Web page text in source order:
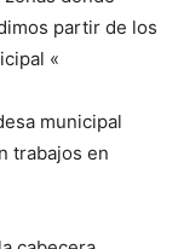
partir de los
«
municipal
trabajos en